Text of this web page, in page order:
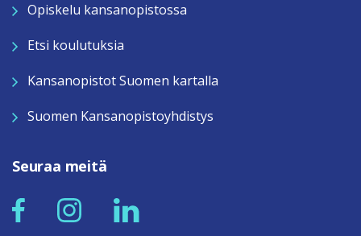
Opiskelu kansanopistossa
Etsi koulutuksia
Kansanopistot Suomen kartalla
Suomen Kansanopistoyhdistys
Seuraa meitä